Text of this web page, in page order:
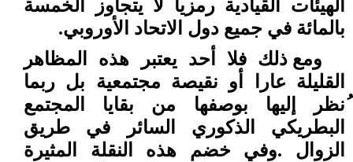
الهيئات القيادية رمزيا لا يتجاوز الخمسة
بالمائة في جميع دول الاتحاد الأوروبي.
ومع ذلك فلا أحد يعتبر هذه المظاهر
القليلة عارا أو نقيصة مجتمعية بل ربما
ُنظر إليها بوصفها من بقايا المجتمع
البطريكي الذكوري السائر في طريق
الزوال .وفي خضم هذه النقلة المثيرة